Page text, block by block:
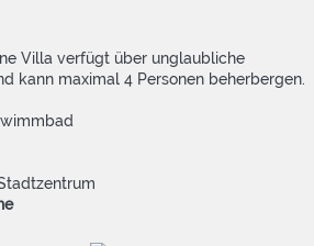
Villa verfügt über unglaubliche
kann maximal 4 Personen beherbergen.